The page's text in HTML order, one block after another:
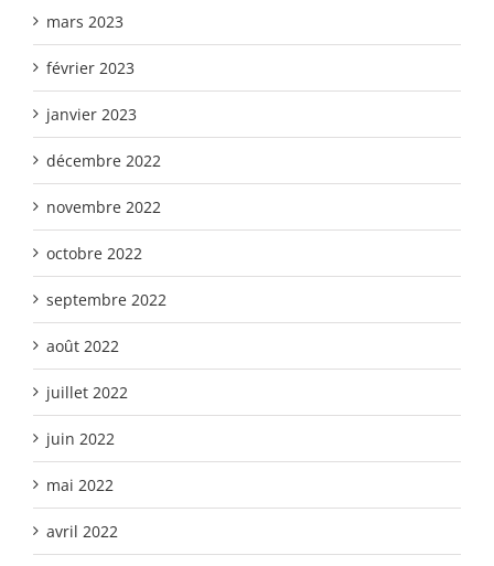
mars 2023
février 2023
janvier 2023
décembre 2022
novembre 2022
octobre 2022
septembre 2022
août 2022
juillet 2022
juin 2022
mai 2022
avril 2022